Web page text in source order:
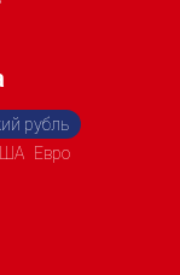
рубль
Евро